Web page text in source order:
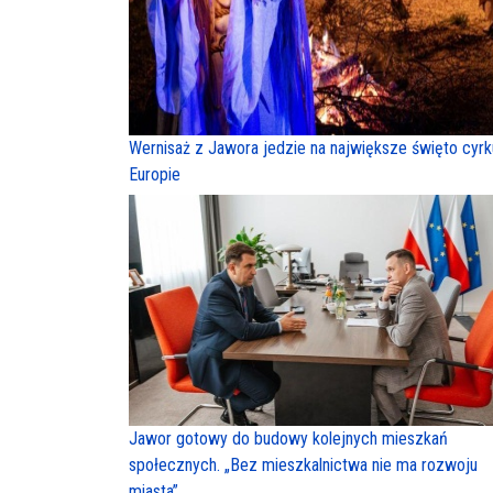
Wernisaż z Jawora jedzie na największe święto
Europie
Jawor gotowy do budowy kolejnych mieszkań
społecznych. „Bez mieszkalnictwa nie ma rozwoju